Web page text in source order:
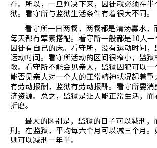
存。所以，一旦判决下来，囚徒就必须在
狱。看守所与监狱生活条件有着很大不同。
看守所一日两餐，两餐都是清汤寡水，
每天都有荤素搭配。看守所一般都是10人
囚徒有自己的床。看守所，没有运动时间
运动时间。看守所活动的区间很窄小，监
敞。看守所不能会见亲人，监狱囚犯可以一
能否见亲人对一个人的正常精神状况起着
有劳动报酬，监狱有劳动报酬。看守所要
济资源。总之，监狱是让人能正常生活，
折磨。
最大的区别是，监狱的日子可以减刑，
刑。在监狱，平均每六个月可以减三个月。
则可以减刑一年半。